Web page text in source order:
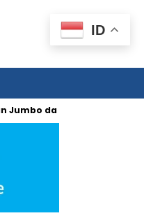
Pengabaian Masukan Tim
ID